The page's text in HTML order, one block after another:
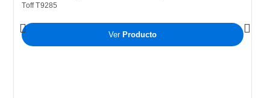
Toff T9285
Ver Producto